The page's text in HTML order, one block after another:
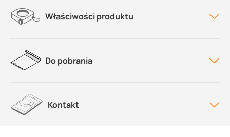
Właściwości produktu
Do pobrania
Kontakt